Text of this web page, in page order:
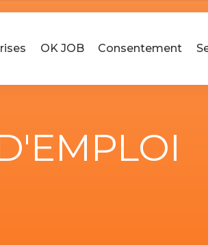
OK JOB Consentement